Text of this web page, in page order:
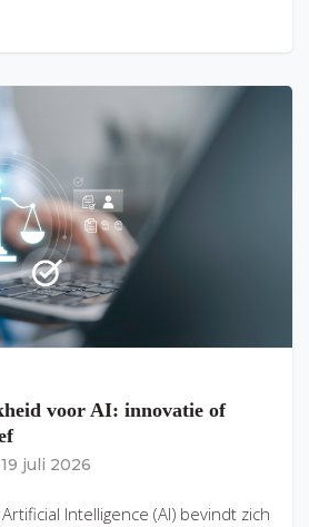
voor AI: innovatie of
19 juli 2026
Intelligence (AI) bevindt zich